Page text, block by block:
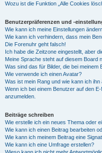
Wozu ist die Funktion „Alle Cookies
Benutzerpräferenzen und -
Wie kann ich meine Einstellungen
Wie kann ich verhindern, dass mein
Die Forenuhr geht falsch!
Ich habe die Zeitzone eingestellt, aber
Meine Sprache steht auf diesem Board
Was sind das für Bilder, die bei
Wie verwende ich einen Avatar?
Was ist mein Rang und wie kann ich ihn
Wenn ich bei einem Benutzer auf den
anzumelden.
Beiträge schreiben
Wie erstelle ich ein neues Thema oder
Wie kann ich einen Beitrag bearbeiten
Wie kann ich meinem Beitrag eine
Wie kann ich eine Umfrage erstellen?